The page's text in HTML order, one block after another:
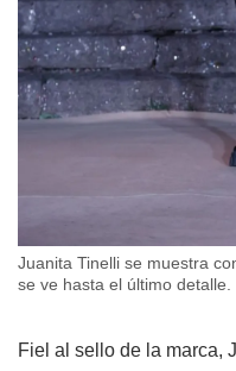
Juanita Tinelli se muestra
se ve hasta el último detalle.
Fiel al sello de la marca,